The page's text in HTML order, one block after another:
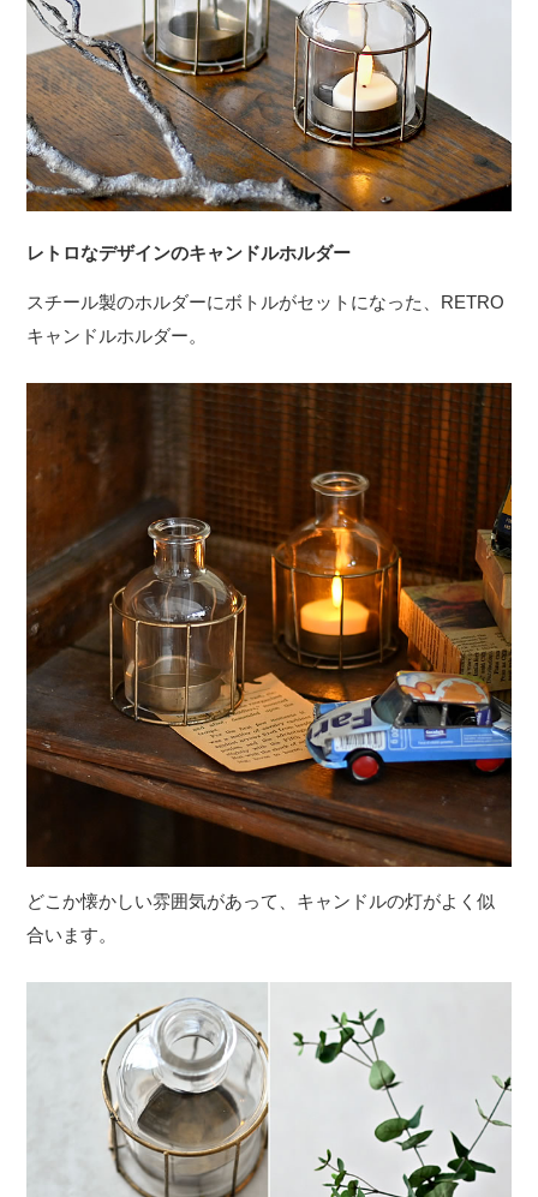
レトロなデザインのキャンドルホルダー
スチール製のホルダーにボトルがセットになった、RETRO
キャンドルホルダー。
どこか懐かしい雰囲気があって、キャンドルの灯がよく似
合います。